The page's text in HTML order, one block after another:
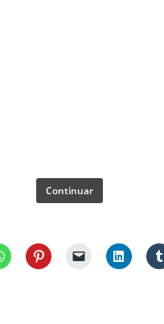
Continuar